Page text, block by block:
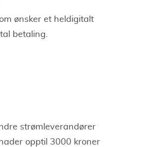
ønsker et heldigitalt
betaling.
strømleverandører
opptil 3000 kroner